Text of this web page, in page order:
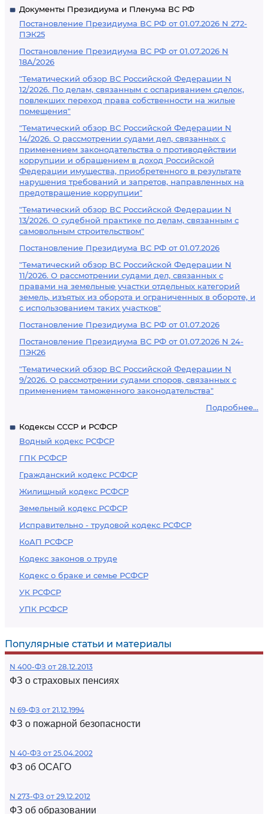
Документы Президиума и Пленума ВС РФ
Постановление Президиума ВС РФ от 01.07.2026 N 272-
ПЭК25
Постановление Президиума ВС РФ от 01.07.2026 N
18А/2026
"Тематический обзор ВС Российской Федерации N
12/2026. По делам, связанным с оспариванием сделок,
повлекших переход права собственности на жилые
помещения"
"Тематический обзор ВС Российской Федерации N
14/2026. О рассмотрении судами дел, связанных с
применением законодательства о противодействии
коррупции и обращением в доход Российской
Федерации имущества, приобретенного в результате
нарушения требований и запретов, направленных на
предотвращение коррупции"
"Тематический обзор ВС Российской Федерации N
13/2026. О судебной практике по делам, связанным с
самовольным строительством"
Постановление Президиума ВС РФ от 01.07.2026
"Тематический обзор ВС Российской Федерации N
11/2026. О рассмотрении судами дел, связанных с
правами на земельные участки отдельных категорий
земель, изъятых из оборота и ограниченных в обороте, и
с использованием таких участков"
Постановление Президиума ВС РФ от 01.07.2026
Постановление Президиума ВС РФ от 01.07.2026 N 24-
ПЭК26
"Тематический обзор ВС Российской Федерации N
9/2026. О рассмотрении судами споров, связанных с
применением таможенного законодательства"
Подробнее...
Кодексы СССР и РСФСР
Водный кодекс РСФСР
ГПК РСФСР
Гражданский кодекс РСФСР
Жилищный кодекс РСФСР
Земельный кодекс РСФСР
Исправительно - трудовой кодекс РСФСР
КоАП РСФСР
Кодекс законов о труде
Кодекс о браке и семье РСФСР
УК РСФСР
УПК РСФСР
Популярные статьи и материалы
N 400-ФЗ от 28.12.2013
ФЗ о страховых пенсиях
N 69-ФЗ от 21.12.1994
ФЗ о пожарной безопасности
N 40-ФЗ от 25.04.2002
ФЗ об ОСАГО
N 273-ФЗ от 29.12.2012
ФЗ об образовании